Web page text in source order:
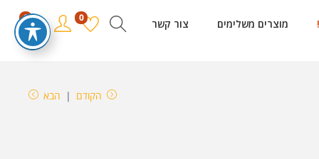
מוצרים משלימים צור קשר 0
0
הקודם הבא